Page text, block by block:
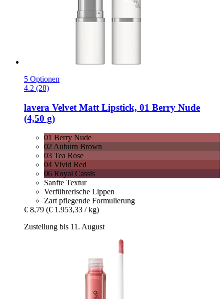
5 Optionen
4.2 (28)
lavera Velvet Matt Lipstick, 01 Berry Nude
(4,50 g)
01 Berry Nude
02 Auburn Brown
03 Tea Rose
04 Vivid Red
06 Royal Cassis
Sanfte Textur
Verführerische Lippen
Zart pflegende Formulierung
€ 8,79 (€ 1.953,33 / kg)
Zustellung bis 11. August